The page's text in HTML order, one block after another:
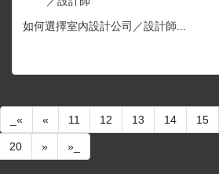
如何選擇室內設計公司／設計師...
_« « 11 12 13 14 15
20 » »_